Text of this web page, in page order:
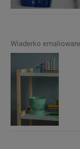
Wiaderko